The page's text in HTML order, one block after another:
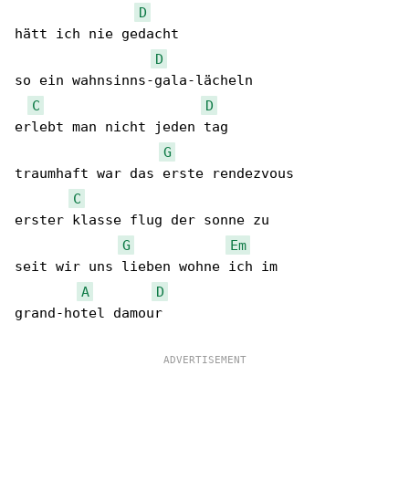
D
hätt ich nie gedacht
D
so ein wahnsinns-gala-lächeln
C
D
erlebt man nicht jeden tag
G
traumhaft war das erste rendezvous
C
erster klasse flug der sonne zu
G
Em
seit wir uns lieben wohne ich im
A
D
grand-hotel damour